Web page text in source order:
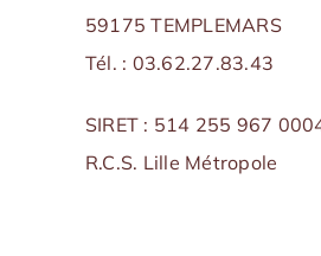
59175 TEMPLEMARS
Tél. : 03.62.27.83.43
SIRET : 514 255 967
R.C.S. Lille Métropole